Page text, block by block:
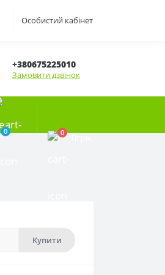
Особистий кабінет
+380675225010
Замовити дзвінок
0 0
Купити